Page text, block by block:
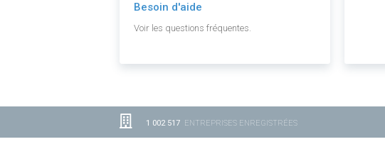
Besoin d'aide
Voir les questions fréquentes.
1 002 517 ENTREPRISES ENREGISTRÉES